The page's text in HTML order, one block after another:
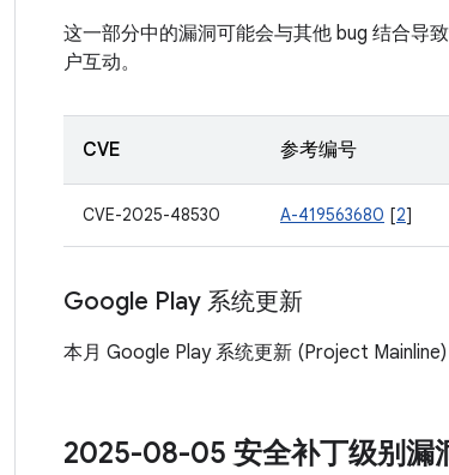
这一部分中的漏洞可能会与其他 bug 结合导
户互动。
CVE 参考编号
CVE-2025-48530 A-419563680 [2]
Google Play 系统更新
本月 Google Play 系统更新 (Project Mainline)
2025-08-05 安全补丁级别漏